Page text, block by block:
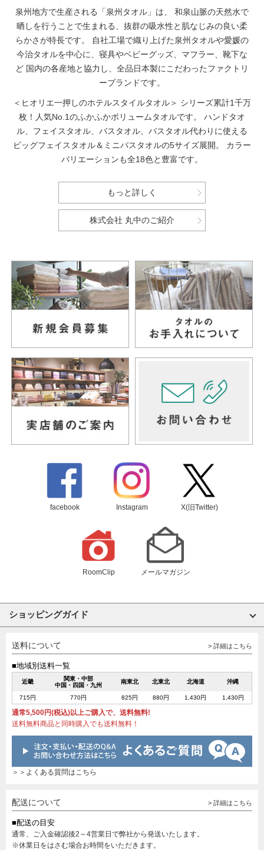
泉州地方で生産される「泉州タオル」は、
和泉山脈の天然水で
晒しを行うことで生まれる、抜群の吸水性と肌なじみの良い柔
らかさが特長です。
自社工場で織り上げた泉州タオルや愛媛の
今治タオルを中心に、寝具やベビーグッズ、マフラー、靴下な
ど 国内の各産地と協力し、全品日本製にこだわったファクトリ
ーブランドです。
＜ヒオリエ一押しのホテルスタイルタオル＞ シリーズ累計1千万
枚！人気No.1のふかふかボリュームタオルです。
ハンドタオ
ル、フェイスタオル、バスタオル、バスタオル代わりに使える
ビッグフェイスタオル＆ミニバスタオルの5サイズ展開。
カラー
バリエーションも全18色と豊富です。
もっと詳しく
株式会社 丸中のご紹介
facebook Instagram X(旧Twitter)
RoomClip メールマガジン
ショッピングガイド
送料について > 詳細はこちら
■地域別送料一覧
近畿
関東・中部
中国・四国・九州
南東北 北東北 北海道 沖縄
715円 770円 825円 880円 1,430円 1,430円
通常5,500円(税込)以上ご購入で、送料無料!
送料無料商品と同時購入でも送料無料！
＞＞よくある質問はこちら
配送について > 詳細はこちら
■配送の目安
通常、ご入金確認後2～4営業日で弊社から発送いたします。
※休業日をはさむ場合お時間をいただきます。